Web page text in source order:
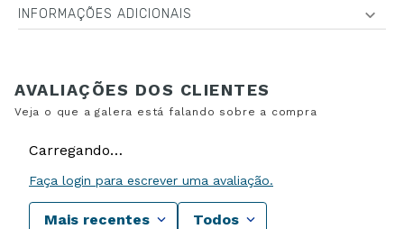
INFORMAÇÕES ADICIONAIS
Carregando…
Faça login para escrever uma avaliação.
Mais recentes Todos